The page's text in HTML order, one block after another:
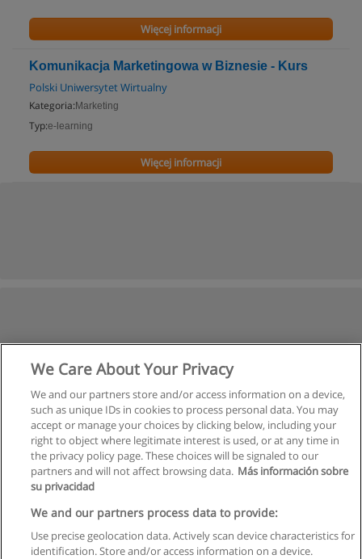
Więcej informacji
Komunikacja Marketingowa w Biznesie - Kurs
Polski Uniwersytet Wirtualny
Kategoria: Marketing
Typ:e-learning
Więcej informacji
Regulamin
We Care About Your Privacy
We and our partners store and/or access information on a device,
such as unique IDs in cookies to process personal data. You may
accept or manage your choices by clicking below, including your
right to object where legitimate interest is used, or at any time in
the privacy policy page. These choices will be signaled to our
partners and will not affect browsing data. Más información sobre
su privacidad
We and our partners process data to provide:
Use precise geolocation data. Actively scan device characteristics for
identification. Store and/or access information on a device.